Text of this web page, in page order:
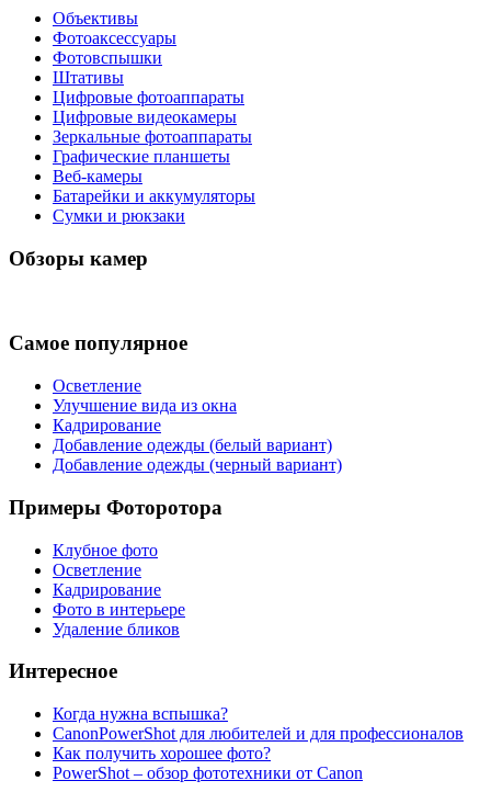
Объективы
Фотоаксессуары
Фотовспышки
Штативы
Цифровые фотоаппараты
Цифровые видеокамеры
Зеркальные фотоаппараты
Графические планшеты
Веб-камеры
Батарейки и аккумуляторы
Сумки и рюкзаки
Обзоры камер
Самое популярное
Осветление
Улучшение вида из окна
Кадрирование
Добавление одежды (белый вариант)
Добавление одежды (черный вариант)
Примеры Фоторотора
Клубное фото
Осветление
Кадрирование
Фото в интерьере
Удаление бликов
Интересное
Когда нужна вспышка?
CanonPowerShot для любителей и для профессионалов
Как получить хорошее фото?
PowerShot – обзор фототехники от Canon